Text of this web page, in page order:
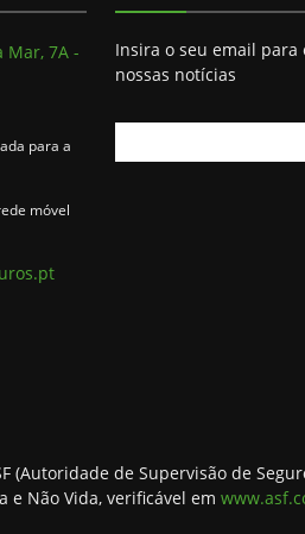
Mar, 7A -
para a
móvel
Insira o seu email para
nossas notícias
(Autoridade de Supervisão de
e Não Vida, verificável em